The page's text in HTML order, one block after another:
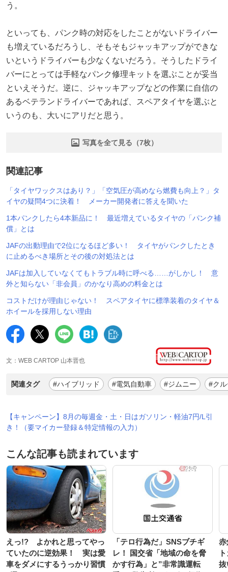
う。
といっても、パンク時の対応をしたことがないドライバー
も増えているだろうし、そもそもジャッキアップができな
いというドライバーも少なくないだろう。そうしたドライ
バーにとっては手軽なパンク修理キットを選ぶことが妥当
といえそうだ。逆に、ジャッキアップなどの作業に自信の
あるベテランドライバーであれば、スペアタイヤを選ぶと
いうのも、大いにアリだと思う。
写真を全て見る（7枚）
関連記事
「タイヤワックスはあり？」「空気圧が高めなら燃費も向上？」タ
イヤの疑問4つに決着！ メーカー開発者に答えを聞いた
1本パンクしたら4本新品に！ 最近増えているタイヤの「パンク補
償」とは
JAFの出動理由で2位になるほど多い！ タイヤがパンクしたとき
に止めるべき場所とその後の対処法とは
JAFは加入していなくてもトラブル時に呼べる……がしかし！ 意
外と知らない「非会員」のかなり高めの料金とは
コストだけが理由じゃない！ スペアタイヤに標準装着のタイヤ＆
ホイールを採用しない理由
文：WEB CARTOP 山本晋也
関連タグ #ハイブリッド #電気自動車 #ジムニー #ク
【キャンペーン】8月の毎週金・土・日はガソリン・軽油7円/L引
き！（要マイカー登録＆特定情報の入力）
こんな記事も読まれています
えっ!? よかれと思ってやっ
ていたのに逆効果！ 実は愛
車をダメにするうっかり習慣
「テロ行為だ」SNSブチギ
レ！ 国交省「地域の命を脅
かす行為」と”非常識運転
赤
抜